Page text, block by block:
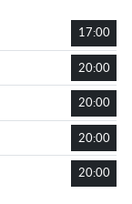
17:00
20:00
20:00
20:00
20:00